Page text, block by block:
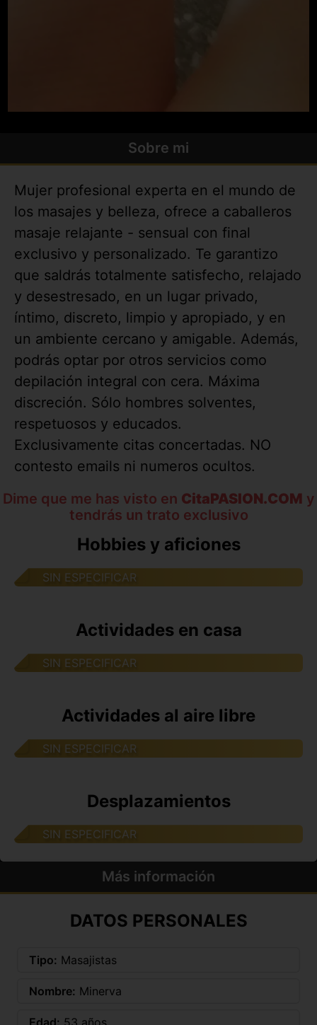
Sobre mi
Mujer profesional experta en el mundo de
los masajes y belleza, ofrece a caballeros
masaje relajante - sensual con final
exclusivo y personalizado. Te garantizo
que saldrás totalmente satisfecho, relajado
y desestresado, en un lugar privado,
íntimo, discreto, limpio y apropiado, y en
un ambiente cercano y amigable. Además,
podrás optar por otros servicios como
depilación integral con cera. Máxima
discreción. Sólo hombres solventes,
respetuosos y educados.
Exclusivamente citas concertadas. NO
contesto emails ni numeros ocultos.
Dime que me has visto en CitaPASION.COM y
tendrás un trato exclusivo
Hobbies y aficiones
SIN ESPECIFICAR
Actividades en casa
SIN ESPECIFICAR
Actividades al aire libre
SIN ESPECIFICAR
Desplazamientos
SIN ESPECIFICAR
Más información
DATOS PERSONALES
Tipo: Masajistas
Nombre: Minerva